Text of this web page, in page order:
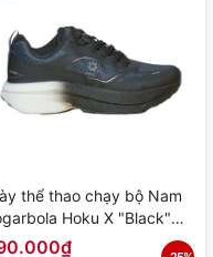
thể thao chạy bộ Nam
Hoku X "Black"
HOKU-01 - Hàng Chính